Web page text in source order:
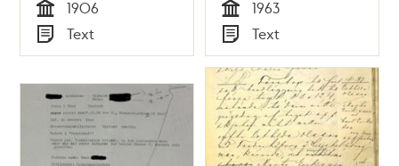
Tid
1906
Typ
Text Tid
1963
Typ
Text